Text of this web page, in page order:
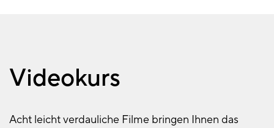
Videokurs
Acht leicht verdauliche Filme bringen Ihnen das